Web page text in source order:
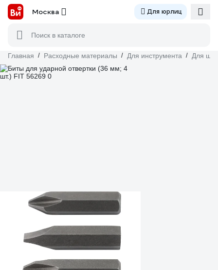
Москва Для юрлиц
Поиск в каталоге
Главная / Расходные материалы / Для инструмента / Для